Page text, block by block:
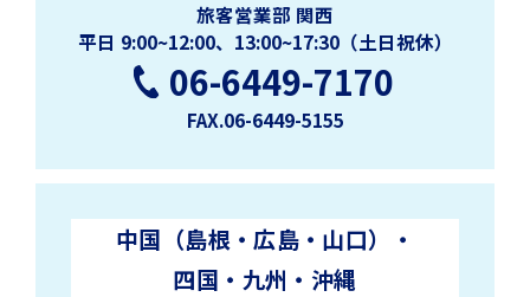
旅客営業部 関西
平日 9:00~12:00、13:00~17:30（土日祝休）
06-6449-7170
FAX.06-6449-5155
中国（島根・広島・山口）・
四国・九州・沖縄